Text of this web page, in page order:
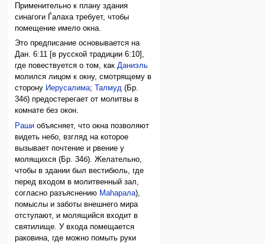
Применительно к плану здания
синагоги Ѓалаха требует, чтобы
помещение имело окна.
Это предписание основывается на
Дан. 6:11 [в русской традиции 6:10],
где повествуется о том, какДаниэль
молился лицом к окну, смотрящему в
сторону Иерусалима; Талмуд (Бр.
34б) предостерегает от молитвы в
комнате без окон.
Раши объясняет, что окна позволяют
видеть небо, взгляд на которое
вызывает почтение и рвение у
молящихся (Бр. 34б). Желательно,
чтобы в здании был вестибюль, где
перед входом в молитвенный зал,
согласно разъяснению Маhарала),
помыслы и заботы внешнего мира
отступают, и молящийся входит в
святилище. У входа помещается
раковина, где можно помыть руки